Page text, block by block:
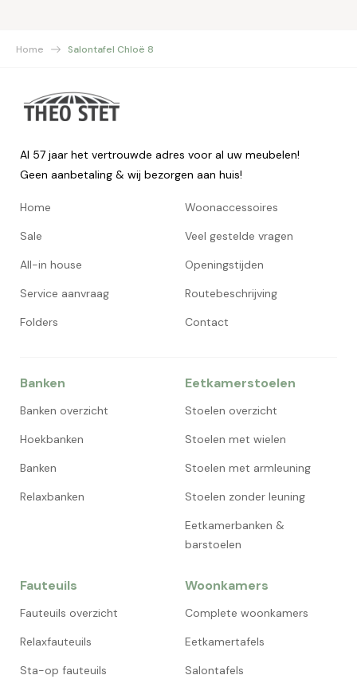
Home Salontafel Chloë 8
Al 57 jaar het vertrouwde adres voor al uw meubelen!
Geen aanbetaling & wij bezorgen aan huis!
Home
Sale
All-in house
Service aanvraag
Folders
Woonaccessoires
Veel gestelde vragen
Openingstijden
Routebeschrijving
Contact
Banken
Banken overzicht
Hoekbanken
Banken
Relaxbanken
Eetkamerstoelen
Stoelen overzicht
Stoelen met wielen
Stoelen met armleuning
Stoelen zonder leuning
Eetkamerbanken &
barstoelen
Fauteuils
Fauteuils overzicht
Relaxfauteuils
Sta-op fauteuils
Woonkamers
Complete woonkamers
Eetkamertafels
Salontafels